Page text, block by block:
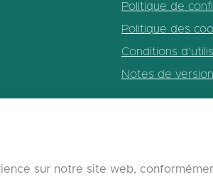
Politique de
Politique des
Conditions
Notes de version
sur notre site web,